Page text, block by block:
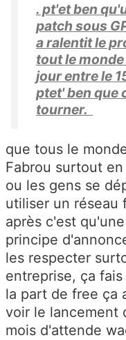
. pt'et ben
patch sous
a ralentit le
tout le
jour entre le
ptet' ben que
tourner.
que tous le
Fabrou surtout
ou les gens se
utiliser un réseau
après c'est
principe
les respecter
entreprise, ça
la part de free ça
voir le lancement
mois d'attende